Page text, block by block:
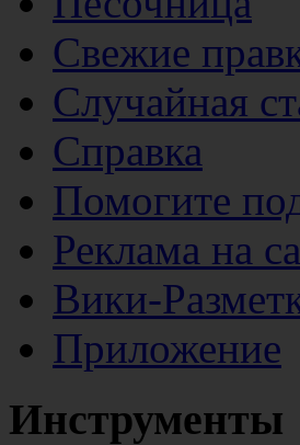
Свежие
Случайная
Справка
Помогите
Реклама на
Вики-
Приложение
Инструменты